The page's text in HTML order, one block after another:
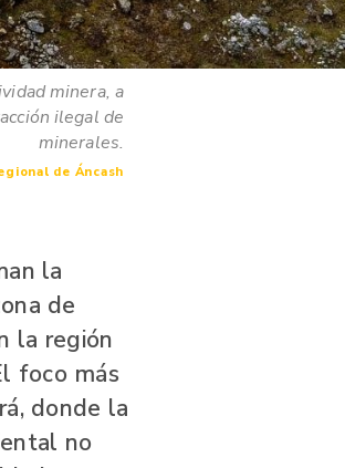
minera, a
ilegal de
minerales.
de Áncash
la
de
la región
foco más
donde la
no